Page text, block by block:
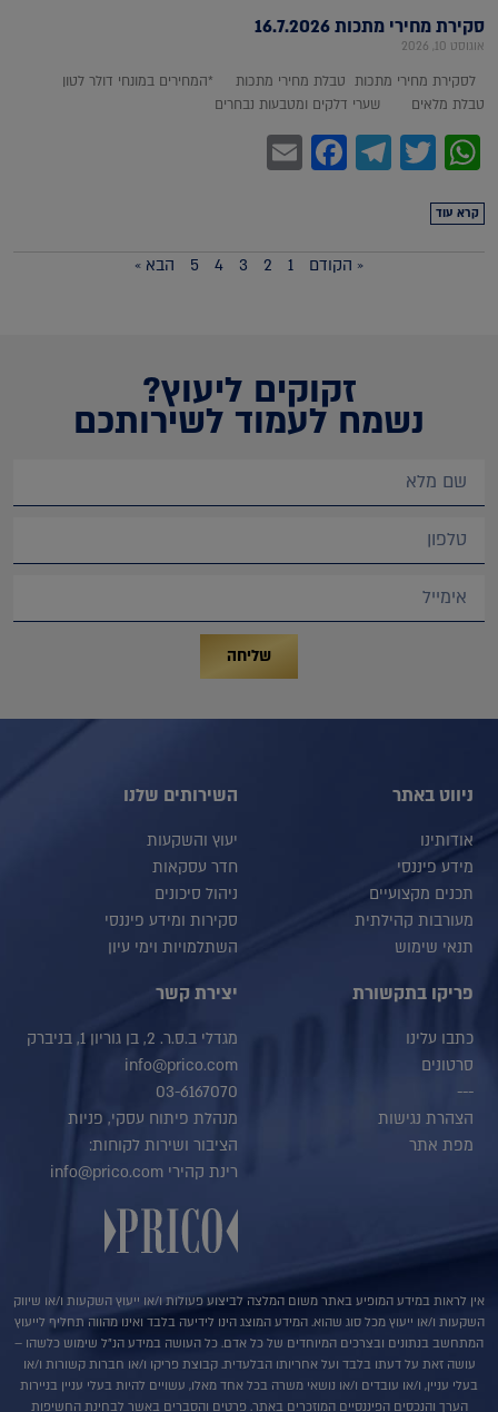
סקירת מחירי מתכות 16.7.2026
אוגוסט 10, 2026
לסקירת מחירי מתכות טבלת מחירי מתכות *המחירים במונחי דולר לטון
טבלת מלאים שערי דלקים ומטבעות נבחרים
WhatsApp
Twitter
Telegram
Facebook
קרא עוד
« הקודם 1
2
3
4
5 הבא »
זקוקים ליעוץ?
נשמח לעמוד לשירותכם
שליחה
ניווט באתר
אודותינו
מידע פיננסי
תכנים מקצועיים
מעורבות קהילתית
תנאי שימוש
השירותים שלנו
יעוץ והשקעות
חדר עסקאות
ניהול סיכונים
סקירות ומידע פיננסי
השתלמויות וימי עיון
פריקו בתקשורת
כתבו עלינו
סרטונים
---
הצהרת נגישות
מפת אתר
יצירת קשר
מגדלי ב.ס.ר. 2, בן גוריון 1, בניברק
info@prico.com
03-6167070
מנהלת פיתוח עסקי, פניות
הציבור ושירות לקוחות:
רינת קהירי info@prico.com
אין לראות במידע המופיע באתר משום המלצה לביצוע פעולות ו/או ייעוץ השקעות ו/או שיווק
השקעות ו/או ייעוץ מכל סוג שהוא. המידע המוצג הינו לידיעה בלבד ואינו מהווה תחליף לייעוץ
המתחשב בנתונים ובצרכים המיוחדים של כל אדם. כל העושה במידע הנ"ל שימוש כלשהו –
עושה זאת על דעתו בלבד ועל אחריותו הבלעדית. קבוצת פריקו ו/או חברות קשורות ו/או
בעלי עניין, ו/או עובדים ו/או נושאי משרה בכל אחד מאלו, עשויים להיות בעלי עניין בניירות
הערך והנכסים הפיננסיים המוזכרים באתר. פרטים והסברים באשר לבחינת החשיפות